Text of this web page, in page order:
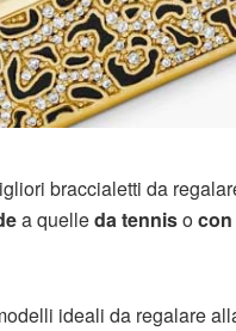
braccialetti da
a quelleda tenniso
ideali da regalare